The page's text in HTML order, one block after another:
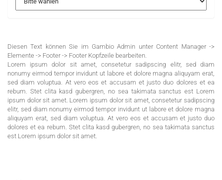
Diesen Text können Sie im Gambio Admin unter Content Manager ->
Elemente -> Footer -> Footer Kopfzeile bearbeiten.
Lorem ipsum dolor sit amet, consetetur sadipscing elitr, sed diam
nonumy eirmod tempor invidunt ut labore et dolore magna aliquyam erat,
sed diam voluptua. At vero eos et accusam et justo duo dolores et ea
rebum. Stet clita kasd gubergren, no sea takimata sanctus est Lorem
ipsum dolor sit amet. Lorem ipsum dolor sit amet, consetetur sadipscing
elitr, sed diam nonumy eirmod tempor invidunt ut labore et dolore magna
aliquyam erat, sed diam voluptua. At vero eos et accusam et justo duo
dolores et ea rebum. Stet clita kasd gubergren, no sea takimata sanctus
est Lorem ipsum dolor sit amet.